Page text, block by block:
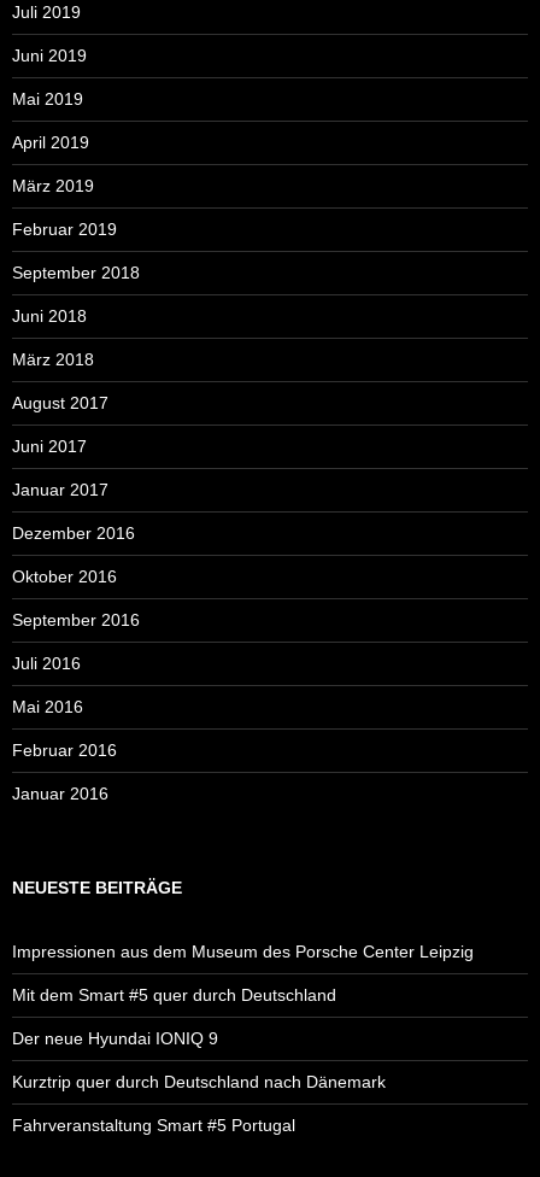
Juli 2019
Juni 2019
Mai 2019
April 2019
März 2019
Februar 2019
September 2018
Juni 2018
März 2018
August 2017
Juni 2017
Januar 2017
Dezember 2016
Oktober 2016
September 2016
Juli 2016
Mai 2016
Februar 2016
Januar 2016
NEUESTE BEITRÄGE
Impressionen aus dem Museum des Porsche Center Leipzig
Mit dem Smart #5 quer durch Deutschland
Der neue Hyundai IONIQ 9
Kurztrip quer durch Deutschland nach Dänemark
Fahrveranstaltung Smart #5 Portugal